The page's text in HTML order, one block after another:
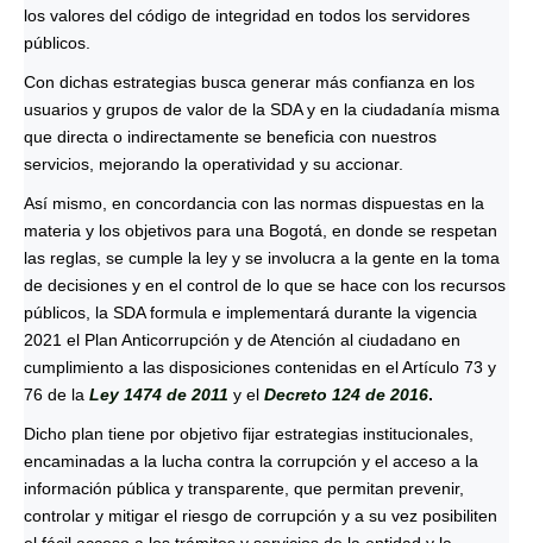
los valores del código de integridad en todos los servidores
públicos.
Con dichas estrategias busca generar más confianza en los
usuarios y grupos de valor de la SDA y en la ciudadanía misma
que directa o indirectamente se beneficia con nuestros
servicios, mejorando la operatividad y su accionar.
Así mismo, en concordancia con las normas dispuestas en la
materia y los objetivos para una Bogotá, en donde se respetan
las reglas, se cumple la ley y se involucra a la gente en la toma
de decisiones y en el control de lo que se hace con los recursos
públicos, la SDA formula e implementará durante la vigencia
2021 el Plan Anticorrupción y de Atención al ciudadano en
cumplimiento a las disposiciones contenidas en el Artículo 73 y
76 de la Ley 1474 de 2011 y el Decreto 124 de 2016.
Dicho plan tiene por objetivo fijar estrategias institucionales,
encaminadas a la lucha contra la corrupción y el acceso a la
información pública y transparente, que permitan prevenir,
controlar y mitigar el riesgo de corrupción y a su vez posibiliten